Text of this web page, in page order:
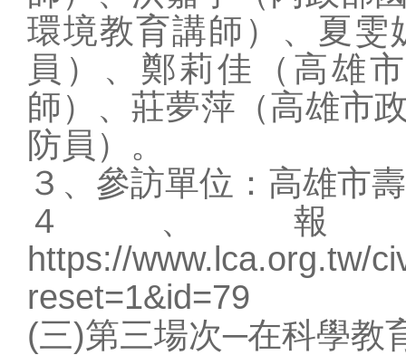
環境教育講師）、夏雯
員）、鄭莉佳（高雄
師）、莊夢萍（高雄市
防員）。
３、參訪單位：高雄市
４、報
https://www.lca.org.tw/
reset=1&id=79
(三)第三場次─在科學教